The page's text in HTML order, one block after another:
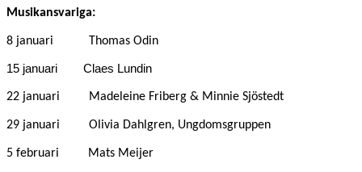
Musikansvariga:
8 januari Thomas Odin
15 januari Claes Lundin
22 januari Madeleine Friberg & Minnie Sjöstedt
29 januari Olivia Dahlgren, Ungdomsgruppen
5 februari Mats Meijer